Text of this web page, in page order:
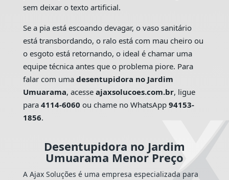
sem deixar o texto artificial.
Se a pia está escoando devagar, o vaso sanitário
está transbordando, o ralo está com mau cheiro ou
o esgoto está retornando, o ideal é chamar uma
equipe técnica antes que o problema piore. Para
falar com uma desentupidora no Jardim
Umuarama, acesse ajaxsolucoes.com.br, ligue
para 4114-6060 ou chame no WhatsApp 94153-
1856.
Desentupidora no Jardim
Umuarama Menor Preço
A Ajax Soluções é uma empresa especializada para